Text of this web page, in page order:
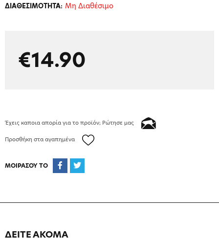
ΔΙΑΘΕΣΙΜΟΤΗΤΑ: Μη Διαθέσιμο
€14.90
Έχεις καποια απορία για το προϊόν; Ρώτησε μας
Προσθήκη στα αγαπημένα
ΜΟΙΡΑΣΟΥ ΤΟ
ΔΕΙΤΕ ΑΚΟΜΑ